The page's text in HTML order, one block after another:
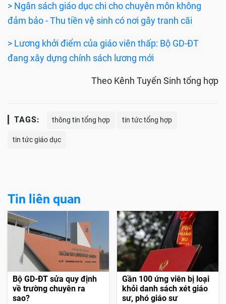
> Ngân sách giáo dục chi cho chuyên môn không
đảm bảo - Thu tiền vệ sinh có nơi gây tranh cãi
> Lương khởi điểm của giáo viên thấp: Bộ GD-ĐT
đang xây dựng chính sách lương mới
Theo Kênh Tuyển Sinh tổng hợp
TAGS: thông tin tổng hợp tin tức tổng hợp
tin tức giáo dục
Tin liên quan
Bộ GD-ĐT sửa quy định
về trường chuyên ra
sao?
Gần 100 ứng viên bị loại
khỏi danh sách xét giáo
sư, phó giáo sư